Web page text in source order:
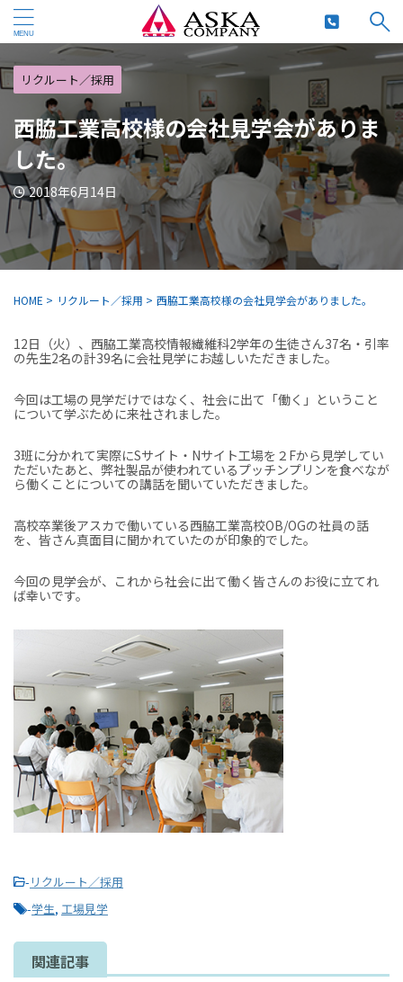
リクルート／採用
西脇工業高校様の会社見学会がありま
した。
2018年6月14日
HOME > リクルート／採用 > 西脇工業高校様の会社見学会がありました。
12日（火）、西脇工業高校情報繊維科2学年の生徒さん37名・引率
の先生2名の計39名に会社見学にお越しいただきました。
今回は工場の見学だけではなく、社会に出て「働く」ということ
について学ぶために来社されました。
3班に分かれて実際にSサイト・Nサイト工場を２Fから見学してい
ただいたあと、弊社製品が使われているプッチンプリンを食べなが
ら働くことについての講話を聞いていただきました。
高校卒業後アスカで働いている西脇工業高校OB/OGの社員の話
を、皆さん真面目に聞かれていたのが印象的でした。
今回の見学会が、これから社会に出て働く皆さんのお役に立てれ
ば幸いです。
- リクルート／採用
-学生, 工場見学
関連記事